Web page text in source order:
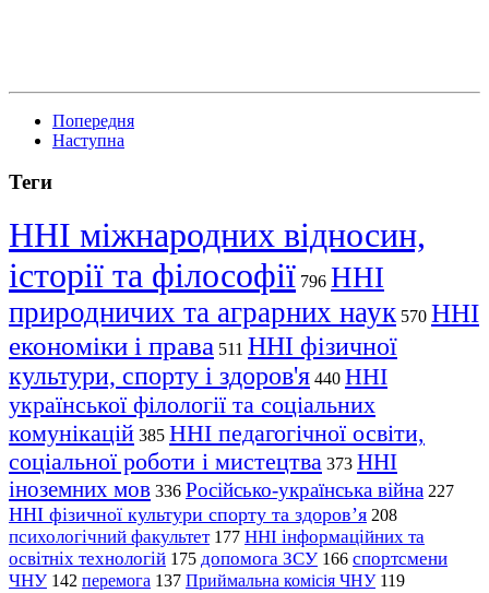
Попередня
Наступна
Теги
ННІ міжнародних відносин,
історії та філософії 796 ННІ
природничих та аграрних наук 570 ННІ
економіки і права 511 ННІ фізичної
культури, спорту і здоров'я 440 ННІ
української філології та соціальних
комунікацій 385 ННІ педагогічної освіти,
соціальної роботи і мистецтва 373 ННІ
іноземних мов 336 Російсько-українська війна 227
ННІ фізичної культури спорту та здоров’я 208
психологічний факультет 177 ННІ інформаційних та
освітніх технологій 175 допомога ЗСУ 166 спортсмени
ЧНУ 142 перемога 137 Приймальна комісія ЧНУ 119